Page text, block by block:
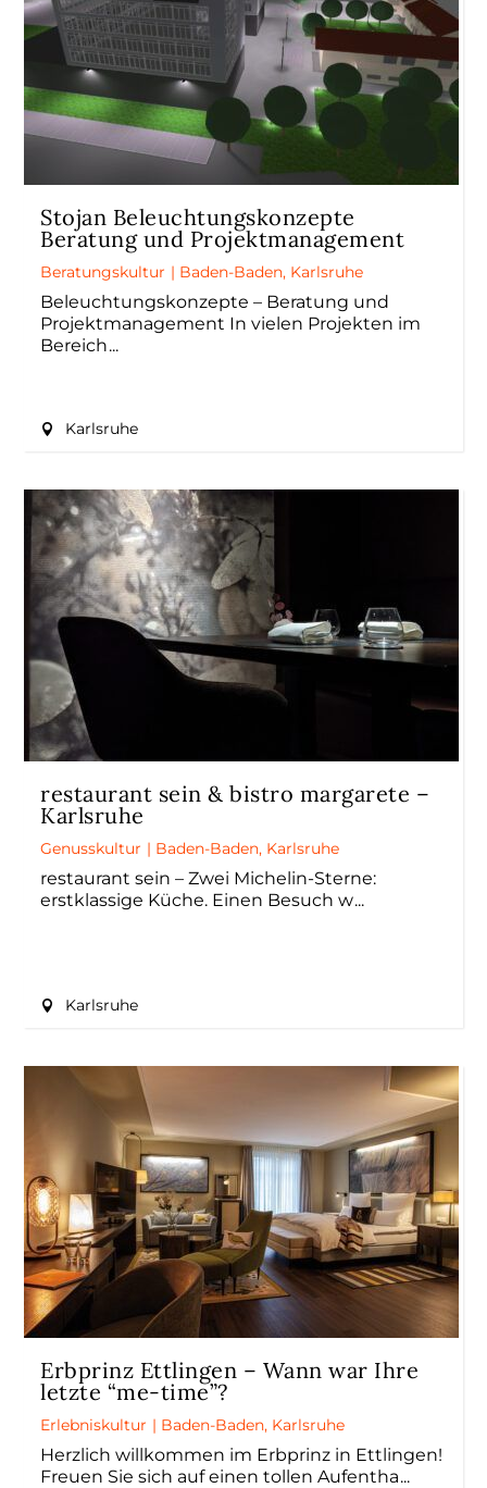
Stojan Beleuchtungskonzepte
Beratung und Projektmanagement
Beratungskultur | Baden-Baden, Karlsruhe
Beleuchtungskonzepte – Beratung und
Projektmanagement In vielen Projekten im
Bereich
Karlsruhe
restaurant sein & bistro margarete –
Karlsruhe
Genusskultur | Baden-Baden, Karlsruhe
restaurant sein – Zwei Michelin-Sterne:
erstklassige Küche. Einen Besuch w
Karlsruhe
Erbprinz Ettlingen – Wann war Ihre
letzte “me-time”?
Erlebniskultur | Baden-Baden, Karlsruhe
Herzlich willkommen im Erbprinz in Ettlingen!
Freuen Sie sich auf einen tollen Aufentha